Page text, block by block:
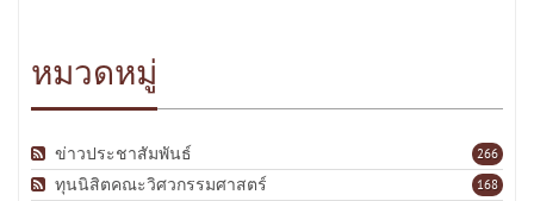
หมวดหมู่
266
ข่าวประชาสัมพันธ์
168
ทุนนิสิตคณะวิศวกรรมศาสตร์